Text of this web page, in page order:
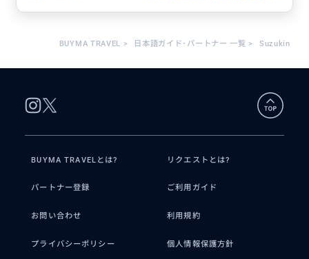
BUYMA TRAVEL > 日本語ガイド･パートナー 一覧 > Suzukin
BUYMA TRAVELとは? リクエストとは?
パートナー登録 ご利用ガイド
お問い合わせ 利用規約
プライバシーポリシー 個人情報保護方針